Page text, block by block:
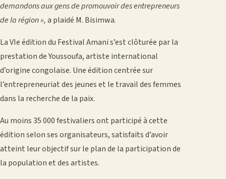
demandons aux gens de promouvoir des entrepreneurs
de la région »,a plaidé M. Bisimwa.
La VIe édition du Festival Amani s’est clôturée par la
prestation de Youssoufa, artiste international
d’origine congolaise. Une édition centrée sur
l’entrepreneuriat des jeunes et le travail des femmes
dans la recherche de la paix.
Au moins 35 000 festivaliers ont participé à cette
édition selon ses organisateurs, satisfaits d’avoir
atteint leur objectif sur le plan de la participation de
la population et des artistes.